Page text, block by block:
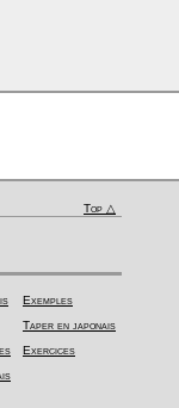
Top △
Exemples
Taper en japonais
Exercices